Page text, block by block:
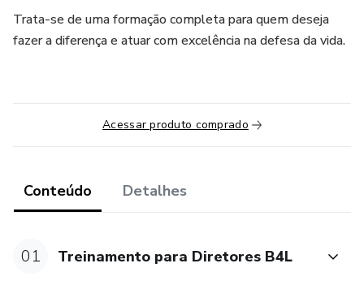
Trata-se de uma formação completa para quem deseja
fazer a diferença e atuar com excelência na defesa da vida.
Acessar produto comprado
Conteúdo Detalhes
01 Treinamento para Diretores B4L